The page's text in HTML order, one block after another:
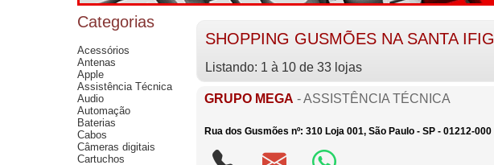
Categorias
Acessórios
Antenas
Apple
Assistência Técnica
Audio
Automação
Baterias
Cabos
Câmeras digitais
Cartuchos
SHOPPING GUSMÕES NA SANTA
Listando: 1 à 10 de 33 lojas
GRUPO MEGA - ASSISTÊNCIA TÉCNICA
Rua dos Gusmões nº: 310 Loja 001, São Paulo - SP - 01212-000